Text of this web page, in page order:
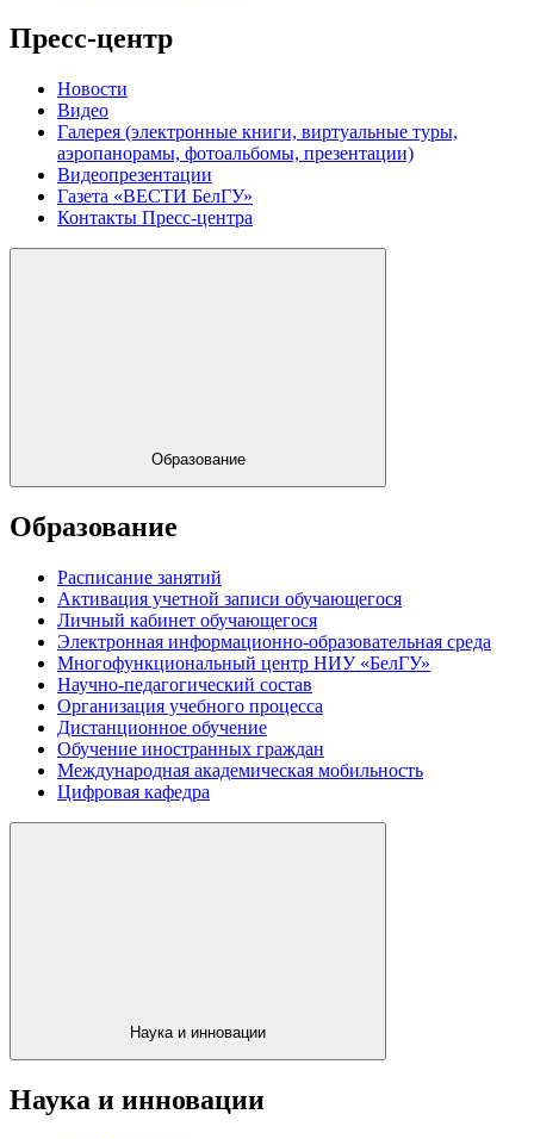
Пресс-центр
Новости
Видео
Галерея (электронные книги, виртуальные туры,
аэропанорамы, фотоальбомы, презентации)
Видеопрезентации
Газета «ВЕСТИ БелГУ»
Контакты Пресс-центра
Образование
Образование
Расписание занятий
Активация учетной записи обучающегося
Личный кабинет обучающегося
Электронная информационно-образовательная среда
Многофункциональный центр НИУ «БелГУ»
Научно-педагогический состав
Организация учебного процесса
Дистанционное обучение
Обучение иностранных граждан
Международная академическая мобильность
Цифровая кафедра
Наука и инновации
Наука и инновации